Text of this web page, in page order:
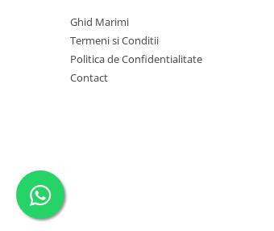
Ghid Marimi
Termeni si Conditii
Politica de Confidentialitate
Contact